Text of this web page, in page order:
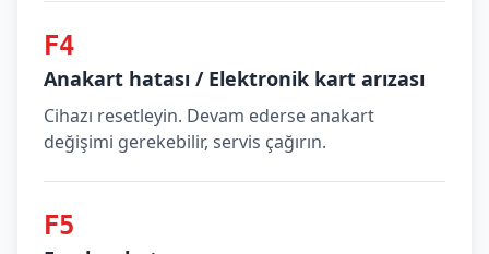
F4
Anakart hatası / Elektronik kart arızası
Cihazı resetleyin. Devam ederse anakart
değişimi gerekebilir, servis çağırın.
F5